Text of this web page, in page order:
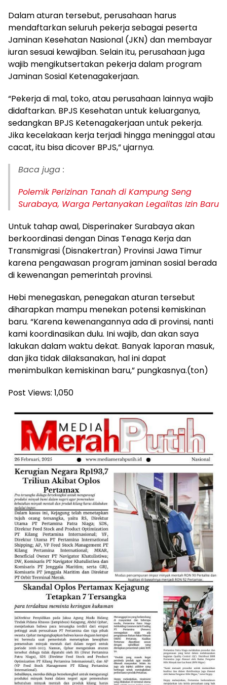
Dalam aturan tersebut, perusahaan harus
mendaftarkan seluruh pekerja sebagai peserta
Jaminan Kesehatan Nasional (JKN) dan membayar
iuran sesuai kewajiban. Selain itu, perusahaan juga
wajib mengikutsertakan pekerja dalam program
Jaminan Sosial Ketenagakerjaan.
“Pekerja di mal, toko, atau perusahaan lainnya wajib
didaftarkan. BPJS Kesehatan untuk keluarganya,
sedangkan BPJS Ketenagakerjaan untuk pekerja.
Jika kecelakaan kerja terjadi hingga meninggal atau
cacat, itu bisa dicover BPJS,” ujarnya.
Baca juga :
Polemik Perizinan Tanah di Kampung Seng
Surabaya, Warga Pertanyakan Legalitas Izin Baru
Untuk tahap awal, Disperinaker Surabaya akan
berkoordinasi dengan Dinas Tenaga Kerja dan
Transmigrasi (Disnakertran) Provinsi Jawa Timur
karena pengawasan program jaminan sosial berada
di kewenangan pemerintah provinsi.
Hebi menegaskan, penegakan aturan tersebut
diharapkan mampu menekan potensi kemiskinan
baru. “Karena kewenangannya ada di provinsi, nanti
kami koordinasikan dulu. Ini wajib, dan akan saya
lakukan dalam waktu dekat. Banyak laporan masuk,
dan jika tidak dilaksanakan, hal ini dapat
menimbulkan kemiskinan baru,” pungkasnya.(ton)
Post Views: 1,050